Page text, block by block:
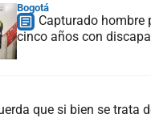
Bogotá
Capturado hombre
cinco años con
que si bien se trata